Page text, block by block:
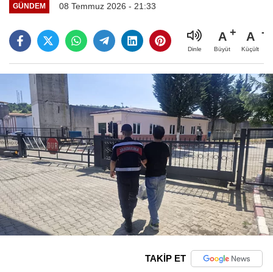
GÜNDEM 08 Temmuz 2026 - 21:33
Dinle
A
Büyüt
A
Küçült
TAKİP ET